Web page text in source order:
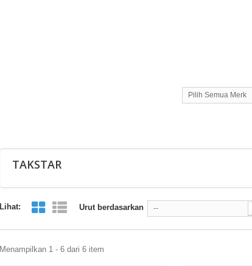
Pilih Semua Merk
TAKSTAR
Lihat: Urut berdasarkan --
Menampilkan 1 - 6 dari 6 item